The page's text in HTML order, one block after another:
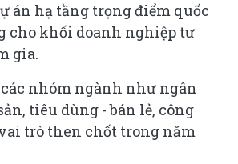
án hạ tầng trọng điểm quốc
cho khối doanh nghiệp tư
gia.
nhóm ngành như ngân
tiêu dùng - bán lẻ, công
trò then chốt trong năm